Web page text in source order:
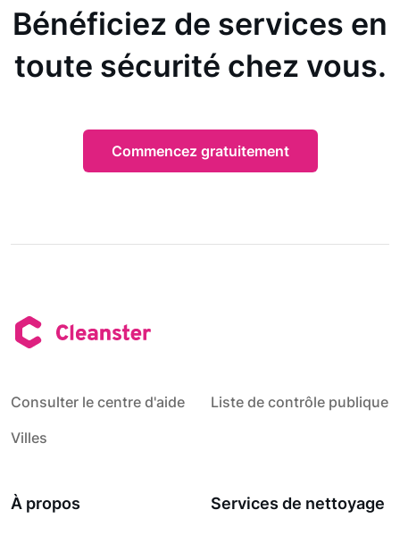
Bénéficiez de services en
toute sécurité chez vous.
Commencez gratuitement
Consulter le centre d'aide
Liste de contrôle publique
Villes
À propos Services de nettoyage